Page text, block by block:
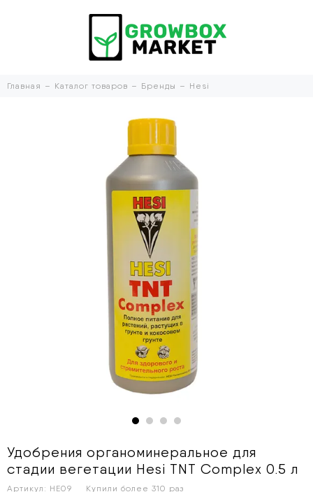
Главная Каталог товаров Бренды Hesi
Удобрения органоминеральное для
стадии вегетации Hesi TNT Complex 0.5 л
Артикул: HE09 Купили более 310 раз